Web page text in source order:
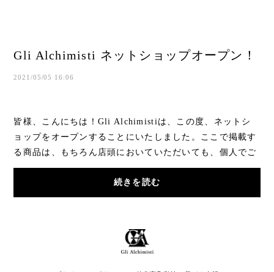
Gli Alchimisti ネットショップオープン！
2021/05/05 16:06
皆様、こんにちは！Gli Alchimistiは、この度、ネットシ
ョップをオープンすることにいたしました。ここで掲載す
る商品は、もちろん店頭においていただいても、個人でご
購入いただいても、どちらの用途でも楽しん...
続きを読む